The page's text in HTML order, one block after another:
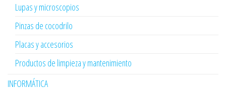
Lupas y microscopios
Pinzas de cocodrilo
Placas y accesorios
Productos de limpieza y mantenimiento
INFORMÁTICA